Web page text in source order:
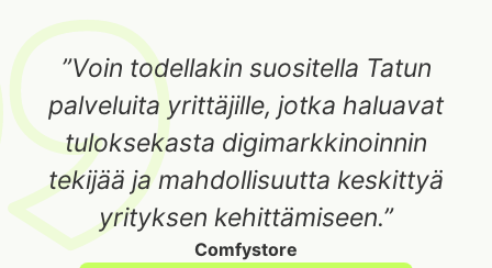
”Voin todellakin suositella Tatun
palveluita yrittäjille, jotka haluavat
tuloksekasta digimarkkinoinnin
tekijää ja mahdollisuutta keskittyä
yrityksen kehittämiseen.”
Comfystore